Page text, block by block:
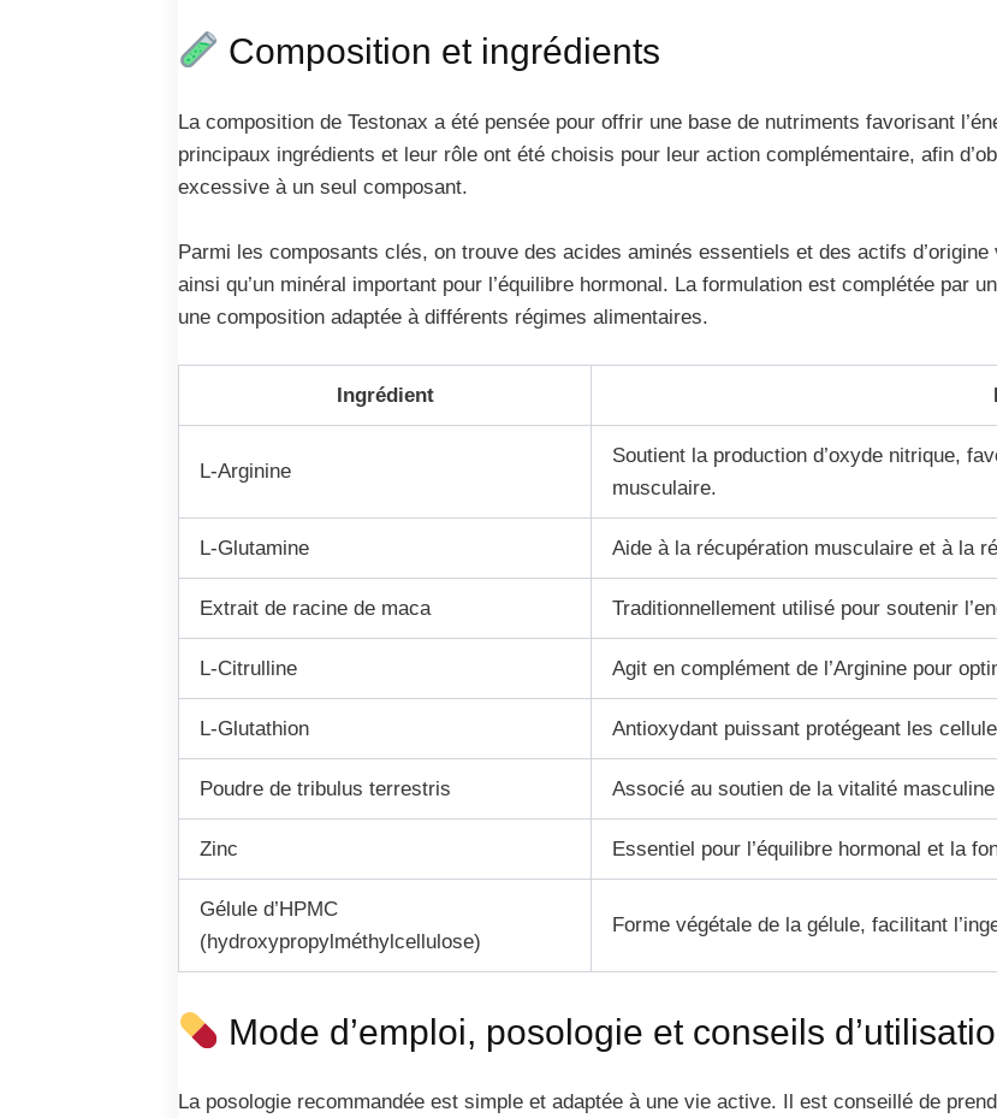
Composition et ingrédients
La composition de Testonax a été pensée pour offrir une base de nutriments favorisant
principaux ingrédients et leur rôle ont été choisis pour leur action complémentaire, afin
excessive à un seul composant.
Parmi les composants clés, on trouve des acides aminés essentiels et des actifs
ainsi qu’un minéral important pour l’équilibre hormonal. La formulation est complétée par
une composition adaptée à différents régimes alimentaires.
Ingrédient
L-Arginine
Soutient la production d’oxyde nitrique,
musculaire.
L-Glutamine Aide à la récupération musculaire et à la
Extrait de racine de maca Traditionnellement utilisé pour soutenir
L-Citrulline Agit en complément de l’Arginine pour
L-Glutathion Antioxydant puissant protégeant les
Poudre de tribulus terrestris Associé au soutien de la vitalité masculine
Zinc Essentiel pour l’équilibre hormonal et la
Gélule d’HPMC
(hydroxypropylméthylcellulose)
Forme végétale de la gélule, facilitant
Mode d’emploi, posologie et conseils
La posologie recommandée est simple et adaptée à une vie active. Il est conseillé de